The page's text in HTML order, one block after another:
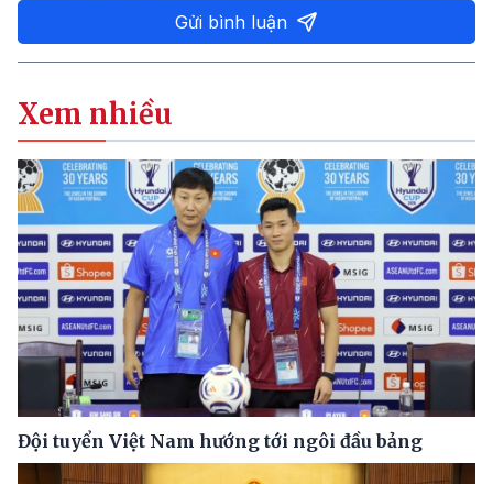
Gửi bình luận
Xem nhiều
Đội tuyển Việt Nam hướng tới ngôi đầu bảng